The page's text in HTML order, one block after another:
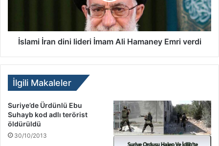
İslami İran dini lideri İmam Ali Hamaney Emri verdi
İlgili Makaleler
Suriye’de Ürdünlü Ebu
Suhayb kod adlı terörist
öldürüldü
30/10/2013